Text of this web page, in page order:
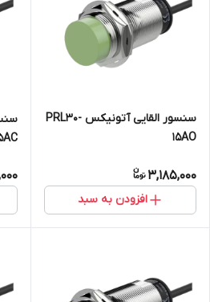
سنسور القایی آتونیکس PRL30-
15AO
3,185,000
افزودن به سبد